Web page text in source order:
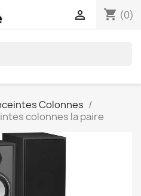
shopping_cart (0)

Colonnes
colonnes la paire